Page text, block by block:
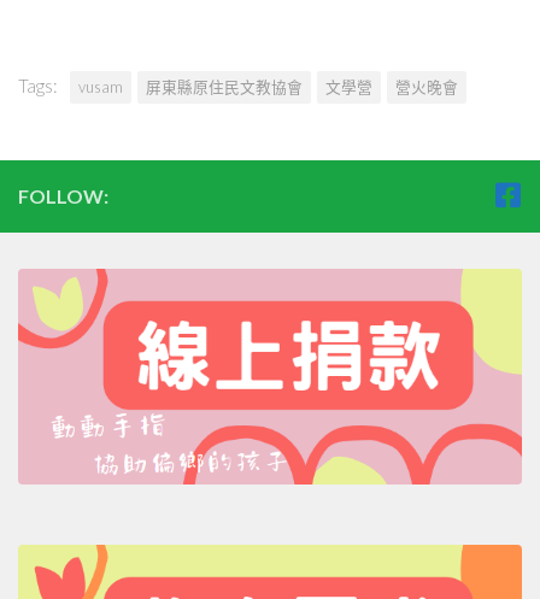
Tags: vusam 屏東縣原住民文教協會 文學營 營火晚會
FOLLOW: